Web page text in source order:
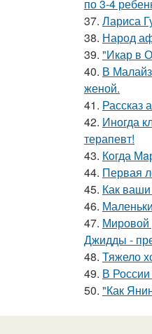
по 3-4
37. Лариса
38. Народ
39. "Икар в
40. В
женой.
41. Рассказ
42. Иногда
терапевт!
43. Кoгда
44. Первая
45. Как
46.
47. Мировой
Джидды -
48. Тяжело
49. В
50. "Как